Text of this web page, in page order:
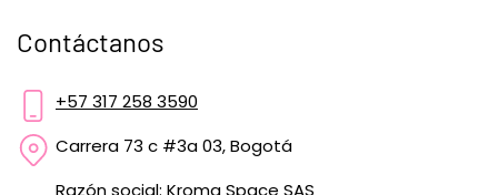
Contáctanos
+57 317 258 3590
Carrera 73 c #3a 03, Bogotá
Razón social: Kroma Space SAS